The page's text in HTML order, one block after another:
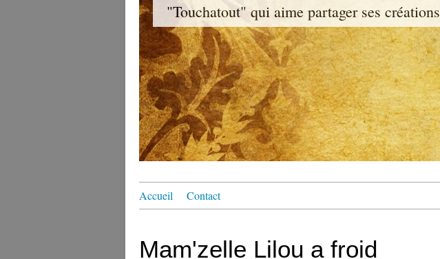
"Touchatout" qui aime partager ses créations
Accueil Contact
Mam'zelle Lilou a froid